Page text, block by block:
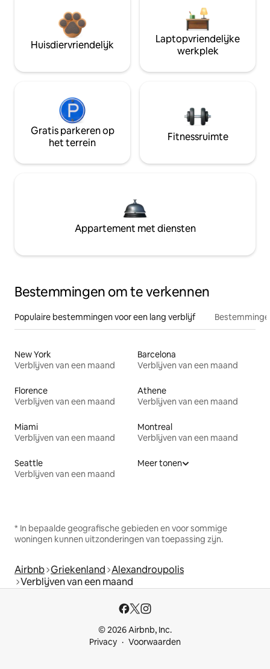
Huisdiervriendelijk
Laptopvriendelijke
werkplek
Gratis parkeren op
het terrein
Fitnessruimte
Appartement met diensten
Bestemmingen om te verkennen
Populaire bestemmingen voor een lang verblijf
New York
Verblijven van een maand
Barcelona
Verblijven van een maand
Florence
Verblijven van een maand
Athene
Verblijven van een maand
Miami
Verblijven van een maand
Montreal
Verblijven van een maand
Seattle
Verblijven van een maand
Meer tonen
* In bepaalde geografische gebieden en voor sommige
woningen kunnen uitzonderingen van toepassing zijn.
Airbnb Griekenland Alexandroupolis
Verblijven van een maand
© 2026 Airbnb, Inc.
Privacy
Voorwaarden